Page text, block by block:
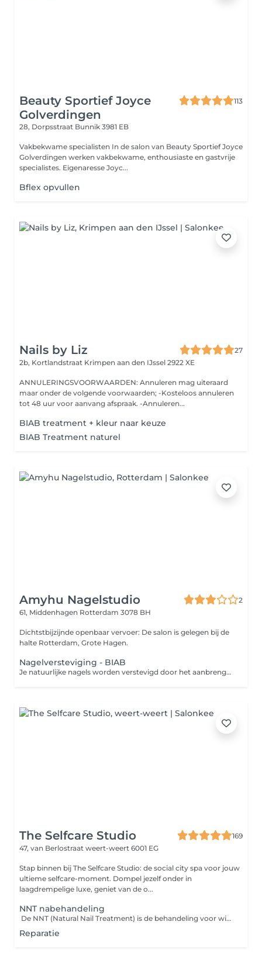
Beauty Sportief Joyce
Golverdingen
113
28, Dorpsstraat Bunnik 3981 EB
Vakbekwame specialisten In de salon van Beauty Sportief Joyce
Golverdingen werken vakbekwame, enthousiaste en gastvrije
specialistes. Eigenaresse Joyc...
Bflex opvullen
Nails by Liz
27
2b, Kortlandstraat Krimpen aan den IJssel 2922 XE
ANNULERINGSVOORWAARDEN: Annuleren mag uiteraard
maar onder de volgende voorwaarden; -Kosteloos annuleren
tot 48 uur voor aanvang afspraak. -Annuleren...
BIAB treatment + kleur naar keuze
BIAB Treatment naturel
Amyhu Nagelstudio
2
61, Middenhagen Rotterdam 3078 BH
Dichtstbijzijnde openbaar vervoer: De salon is gelegen bij de
halte Rotterdam, Grote Hagen.
Nagelversteviging - BIAB
Je natuurlijke nagels worden verstevigd door het aanbrengen van een set kunstnagels. Je nagels worden hierbij niet verlengd met tips.
The Selfcare Studio
169
47, van Berlostraat weert-weert 6001 EG
Stap binnen bij The Selfcare Studio: de social city spa voor jouw
ultieme selfcare-moment. Dompel jezelf onder in
laagdrempelige luxe, geniet van de o...
NNT nabehandeling
De NNT (Natural Nail Treatment) is de behandeling voor wie sterke, natuurlijke nagels wil zonder verlenging. We starten met het verwijderen van het oude product. Hierna volgt een combi manicure, waarbij de nagelriemen zorgvuldig worden verzorgd met een elektrische frees. Vervolgens worden je nagels verstevigd met een builder gel, die wordt afgestemd op jouw nageltype en conditie. Zo krijg je precies de versteviging die jouw nagels nodig hebben met een natuurlijk en verzorgd resultaat. We hebben de keuze uit verschillende soorten builder gels: van de soepele BIAB tot een krachtige gel die de stevigheid van acryl evenaart. Helemaal afgestemd op jouw nagels en wensen.
Reparatie